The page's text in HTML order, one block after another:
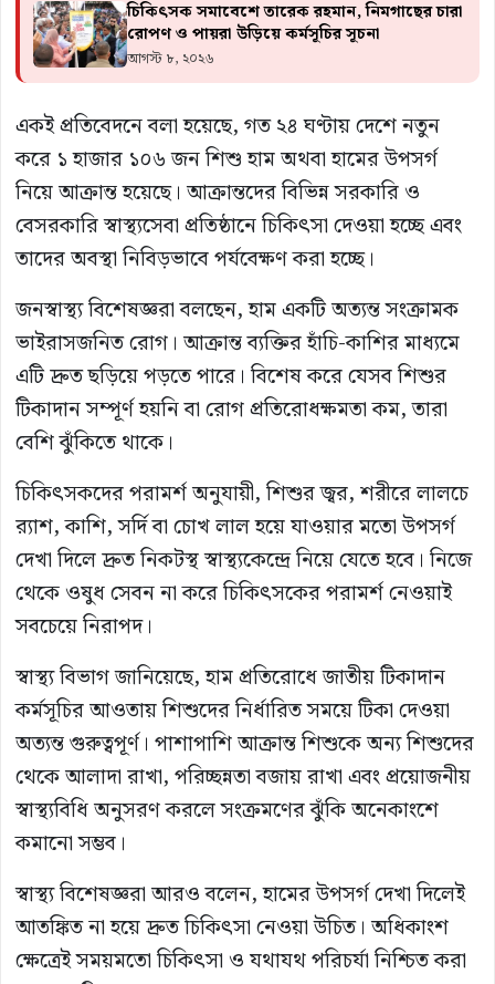
চিকিৎসক সমাবেশে তারেক রহমান, নিমগাছের চারা
রোপণ ও পায়রা উড়িয়ে কর্মসূচির সূচনা
আগস্ট ৮, ২০২৬
একই প্রতিবেদনে বলা হয়েছে, গত ২৪ ঘণ্টায় দেশে নতুন
করে ১ হাজার ১০৬ জন শিশু হাম অথবা হামের উপসর্গ
নিয়ে আক্রান্ত হয়েছে। আক্রান্তদের বিভিন্ন সরকারি ও
বেসরকারি স্বাস্থ্যসেবা প্রতিষ্ঠানে চিকিৎসা দেওয়া হচ্ছে এবং
তাদের অবস্থা নিবিড়ভাবে পর্যবেক্ষণ করা হচ্ছে।
জনস্বাস্থ্য বিশেষজ্ঞরা বলছেন, হাম একটি অত্যন্ত সংক্রামক
ভাইরাসজনিত রোগ। আক্রান্ত ব্যক্তির হাঁচি-কাশির মাধ্যমে
এটি দ্রুত ছড়িয়ে পড়তে পারে। বিশেষ করে যেসব শিশুর
টিকাদান সম্পূর্ণ হয়নি বা রোগ প্রতিরোধক্ষমতা কম, তারা
বেশি ঝুঁকিতে থাকে।
চিকিৎসকদের পরামর্শ অনুযায়ী, শিশুর জ্বর, শরীরে লালচে
র‍্যাশ, কাশি, সর্দি বা চোখ লাল হয়ে যাওয়ার মতো উপসর্গ
দেখা দিলে দ্রুত নিকটস্থ স্বাস্থ্যকেন্দ্রে নিয়ে যেতে হবে। নিজে
থেকে ওষুধ সেবন না করে চিকিৎসকের পরামর্শ নেওয়াই
সবচেয়ে নিরাপদ।
স্বাস্থ্য বিভাগ জানিয়েছে, হাম প্রতিরোধে জাতীয় টিকাদান
কর্মসূচির আওতায় শিশুদের নির্ধারিত সময়ে টিকা দেওয়া
অত্যন্ত গুরুত্বপূর্ণ। পাশাপাশি আক্রান্ত শিশুকে অন্য শিশুদের
থেকে আলাদা রাখা, পরিচ্ছন্নতা বজায় রাখা এবং প্রয়োজনীয়
স্বাস্থ্যবিধি অনুসরণ করলে সংক্রমণের ঝুঁকি অনেকাংশে
কমানো সম্ভব।
স্বাস্থ্য বিশেষজ্ঞরা আরও বলেন, হামের উপসর্গ দেখা দিলেই
আতঙ্কিত না হয়ে দ্রুত চিকিৎসা নেওয়া উচিত। অধিকাংশ
ক্ষেত্রেই সময়মতো চিকিৎসা ও যথাযথ পরিচর্যা নিশ্চিত করা